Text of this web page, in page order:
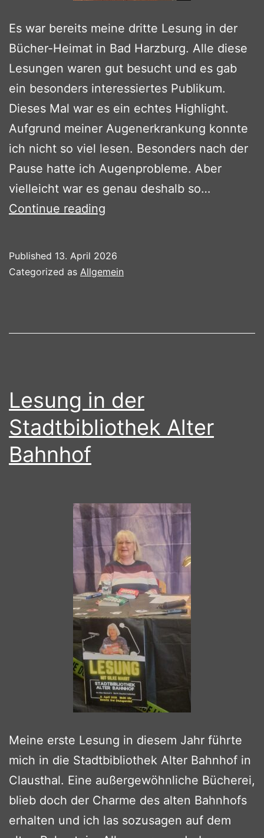
Es war bereits meine dritte Lesung in der
Bücher-Heimat in Bad Harzburg. Alle diese
Lesungen waren gut besucht und es gab
ein besonders interessiertes Publikum.
Dieses Mal war es ein echtes Highlight.
Aufgrund meiner Augenerkrankung konnte
ich nicht so viel lesen. Besonders nach der
Pause hatte ich Augenprobleme. Aber
vielleicht war es genau deshalb so…
Continue reading
Bücher-
Published 13. April 2026
Categorized as Allgemein
Lesung in der
Stadtbibliothek Alter
Bahnhof
Meine erste Lesung in diesem Jahr führte
mich in die Stadtbibliothek Alter Bahnhof in
Clausthal. Eine außergewöhnliche Bücherei,
blieb doch der Charme des alten Bahnhofs
erhalten und ich las sozusagen auf dem